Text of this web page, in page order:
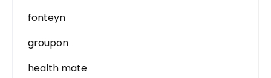
fonteyn
groupon
health mate